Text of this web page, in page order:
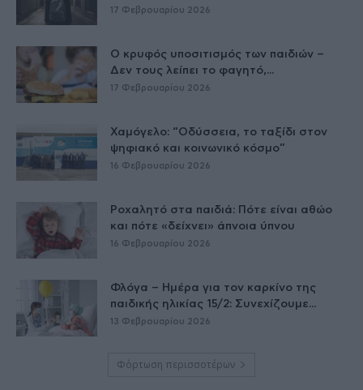
17 Φεβρουαρίου 2026
Ο κρυφός υποσιτισμός των παιδιών –
Δεν τους λείπει το φαγητό,...
17 Φεβρουαρίου 2026
Χαμόγελο: “Οδύσσεια, το ταξίδι στον
ψηφιακό και κοινωνικό κόσμο”
16 Φεβρουαρίου 2026
Ροχαλητό στα παιδιά: Πότε είναι αθώο
και πότε «δείχνει» άπνοια ύπνου
16 Φεβρουαρίου 2026
Φλόγα – Ημέρα για τον καρκίνο της
παιδικής ηλικίας 15/2: Συνεχίζουμε...
13 Φεβρουαρίου 2026
Φόρτωση περισσοτέρων